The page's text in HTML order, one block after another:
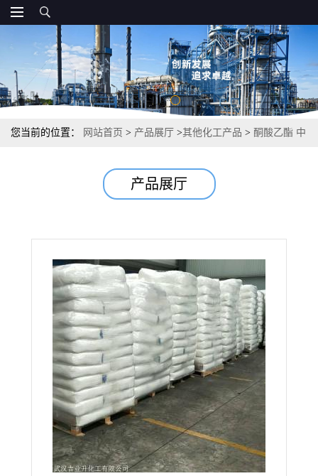
您当前的位置： 网站首页 > 产品展厅 >其他化工产品 > 酮酸乙酯 中
产品展厅